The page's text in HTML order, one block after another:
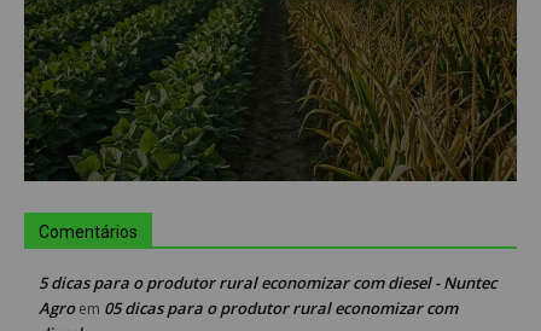
Comentários
5 dicas para o produtor rural economizar com diesel - Nuntec
Agroem 05 dicas para o produtor rural economizar com